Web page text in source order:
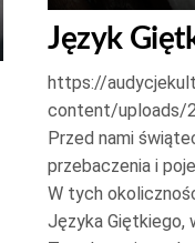
Język
https://
content/uploads/
Przed nami
przebaczenia i
W tych
Języka Giętkiego,